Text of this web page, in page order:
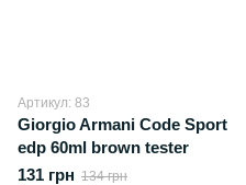
Артикул: 83
Giorgio Armani Code Sport
edp 60ml brown tester
131 грн 134 грн